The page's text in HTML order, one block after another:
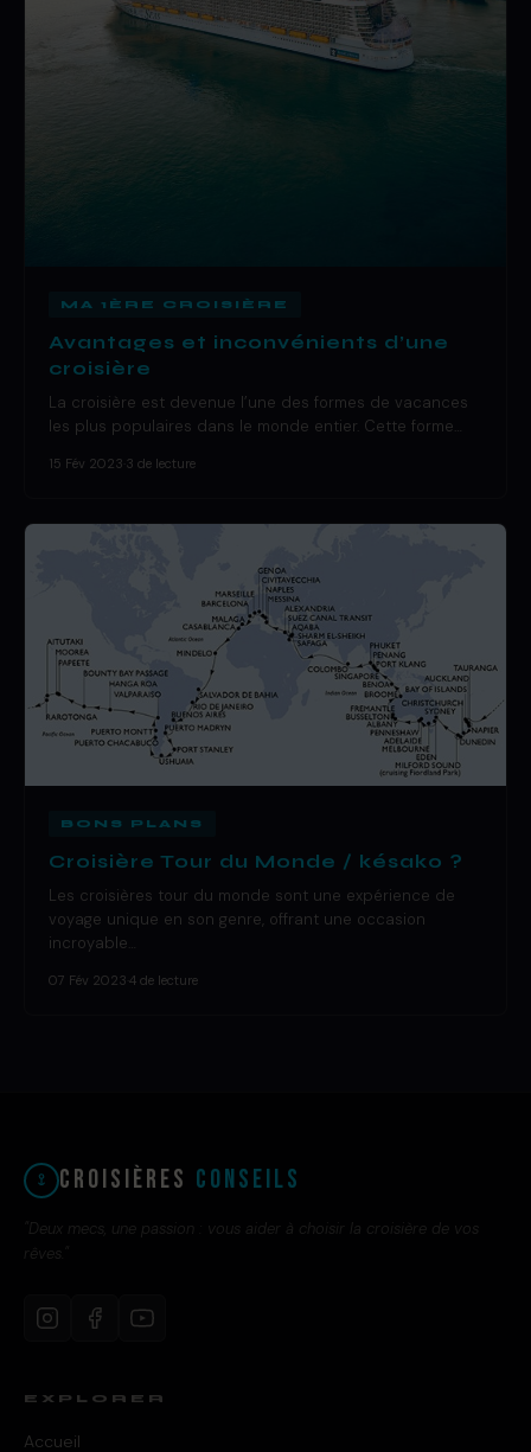
MA 1ÈRE CROISIÈRE
Avantages et inconvénients d’une
croisière
La croisière est devenue l’une des formes de vacances
les plus populaires dans le monde entier. Cette forme…
15 Fév 2023 3 de lecture
BONS PLANS
Croisière Tour du Monde / késako ?
Les croisières tour du monde sont une expérience de
voyage unique en son genre, offrant une occasion
incroyable…
07 Fév 2023 4 de lecture
Croisières Conseils
"Deux mecs, une passion : vous aider à choisir la croisière de vos
rêves."
EXPLORER
Accueil